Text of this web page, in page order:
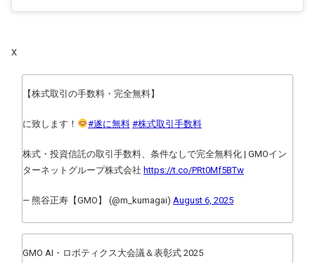
X
【株式取引の手数料・完全無料】
に致します！ #遂に無料 #株式取引手数料
株式・投資信託の取引手数料、条件なしで完全無料化 | GMOイン
ターネットグループ株式会社 https://t.co/PRt0Mf5BTw
— 熊谷正寿【GMO】 (@m_kumagai) August 6, 2025
GMO AI・ロボティクス大会議＆表彰式 2025